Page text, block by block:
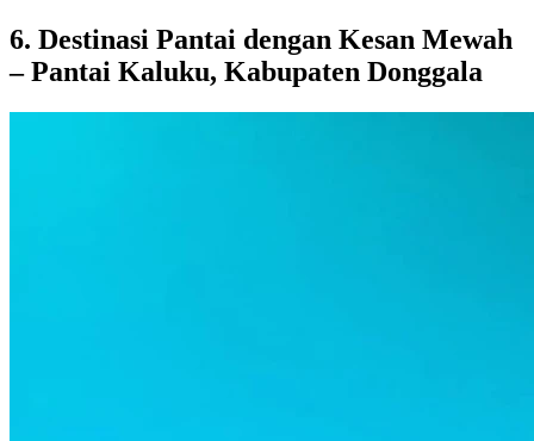
6. Destinasi Pantai dengan Kesan Mewah
– Pantai Kaluku, Kabupaten Donggala